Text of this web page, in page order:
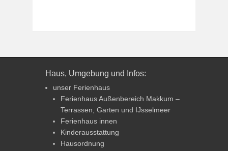
Haus, Umgebung und Infos:
unser Ferienhaus
Ferienhaus Außenbereich Makkum –
Terrassen, Garten und IJsselmeer
Ferienhaus innen
Kinderausstattung
Hausordnung